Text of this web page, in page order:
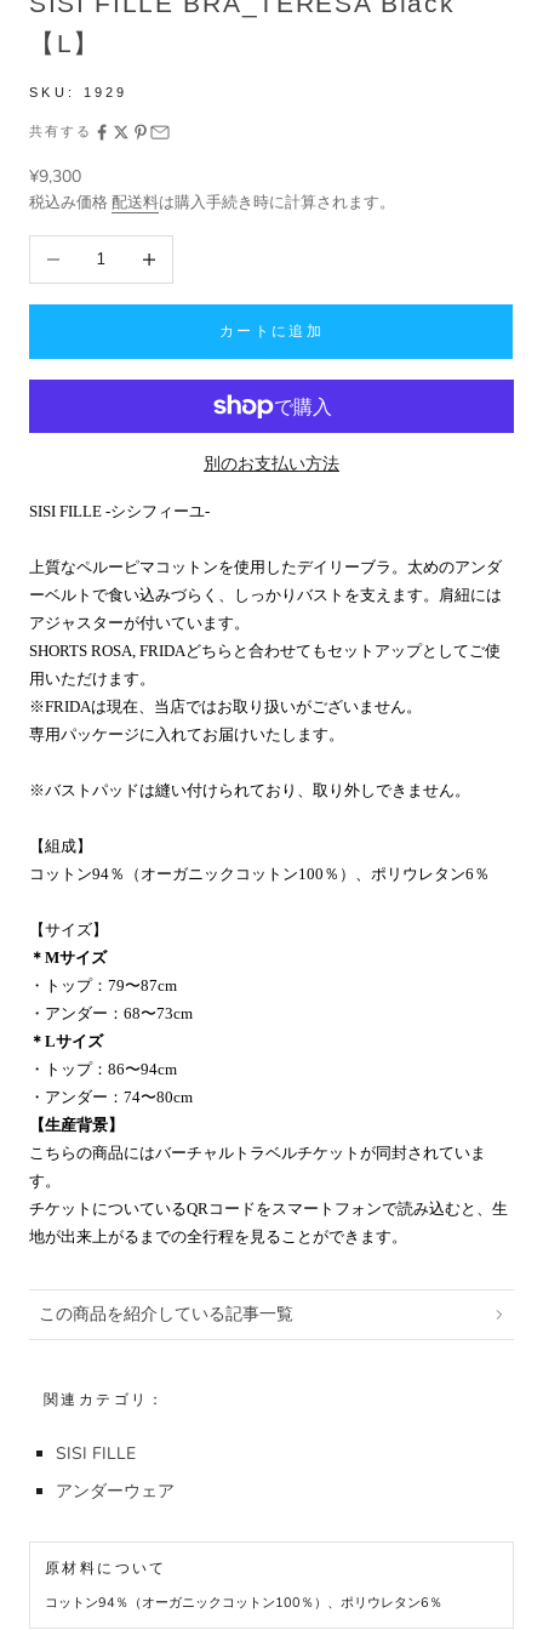
【L】
SKU: 1929
共有する
セール価格
¥9,300
税込み価格配送料は購入手続き時に計算されます。
数量を減らす 数量を増やす
カートに追加
別のお支払い方法
SISI FILLE -シシフィーユ-
上質なペルーピマコットンを使用したデイリーブラ。太めのアンダ
ーベルトで食い込みづらく、しっかりバストを支えます。肩紐には
アジャスターが付いています。
SHORTS ROSA, FRIDAどちらと合わせてもセットアップとしてご使
用いただけます。
※FRIDAは現在、当店ではお取り扱いがございません。
専用パッケージに入れてお届けいたします。
※バストパッドは縫い付けられており、取り外しできません。
【組成】
コットン94％（オーガニックコットン100％）、ポリウレタン6％
【サイズ】
＊Mサイズ
・トップ：79〜87cm
・アンダー：68〜73cm
＊Lサイズ
・トップ：86〜94cm
・アンダー：74〜80cm
【生産背景】
こちらの商品にはバーチャルトラベルチケットが同封されていま
す。
チケットについているQRコードをスマートフォンで読み込むと、生
地が出来上がるまでの全行程を見ることができます。
この商品を紹介している記事一覧
関連カテゴリ：
SISI FILLE
アンダーウェア
原材料について
コットン94％（オーガニックコットン100％）、ポリウレタン6％